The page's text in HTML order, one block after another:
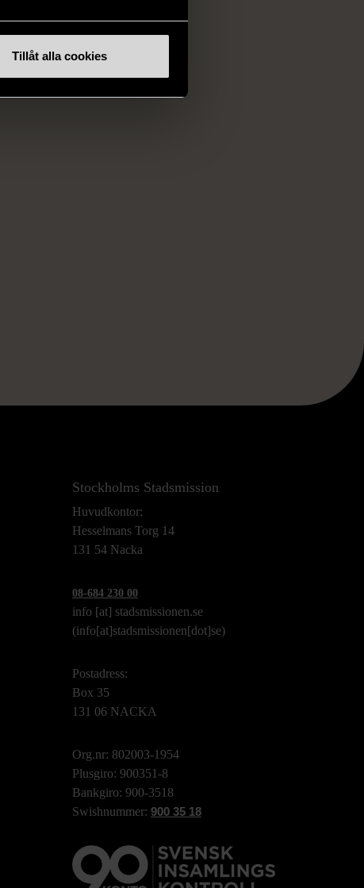
Tillåt alla cookies
Stockholms Stadsmission
Huvudkontor:
Hesselmans Torg 14
131 54 Nacka
08-684 230 00
info [at] stadsmissionen.se
(info[at]stadsmissionen[dot]se)
Postadress:
Box 35
131 06 NACKA
Org.nr: 802003-1954
Plusgiro: 900351-8
Bankgiro: 900-3518
Swishnummer: 900 35 18